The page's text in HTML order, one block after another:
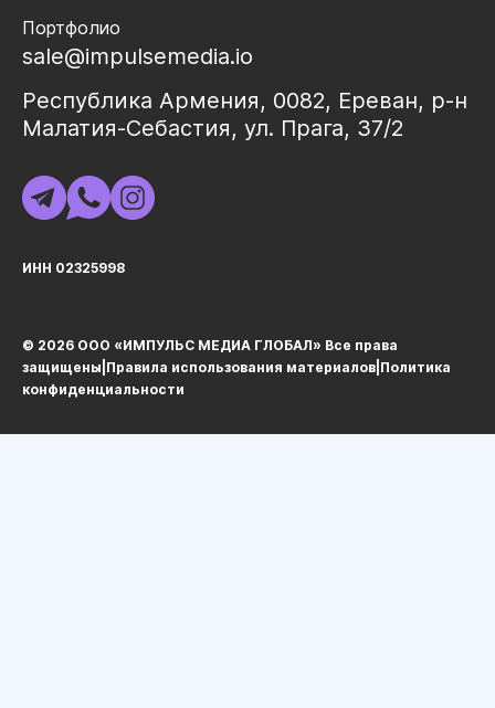
Портфолио
sale@impulsemedia.io
Республика Армения, 0082, Ереван, р-н
Малатия-Себастия, ул. Прага, 37/2
ИНН 02325998
© 2026 ООО «ИМПУЛЬС МЕДИА ГЛОБАЛ» Все права
защищеныㅤ|ㅤ Правила использования материалов Политика
конфиденциальности